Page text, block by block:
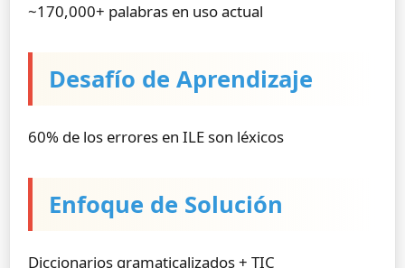
~170,000+ palabras en uso actual
Desafío de Aprendizaje
60% de los errores en ILE son léxicos
Enfoque de Solución
Diccionarios gramaticalizados + TIC